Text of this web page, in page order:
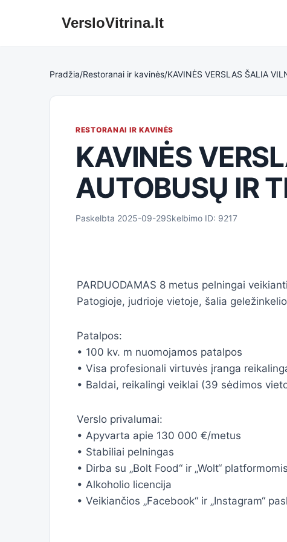
VersloVitrina.lt
Pradžia/Restoranai ir kavinės/KAVINĖS VERSLAS ŠALIA
RESTORANAI IR KAVINĖS
KAVINĖS
AUTOBUSŲ IR
Paskelbta 2025-09-29Skelbimo ID: 9217
PARDUODAMAS 8 metus pelningai
Patogioje, judrioje vietoje, šalia
Patalpos:
• 100 kv. m nuomojamos patalpos
• Visa profesionali virtuvės įranga
• Baldai, reikalingi veiklai (39 sėdimos
Verslo privalumai:
• Apyvarta apie 130 000 €/metus
• Stabiliai pelningas
• Dirba su „Bolt Food“ ir „Wolt“ platformomis
• Alkoholio licencija
• Veikiančios „Facebook“ ir „Instagram“